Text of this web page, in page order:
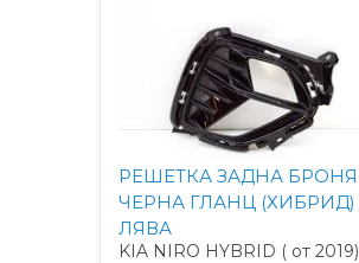
РЕШЕТКА ЗАДНА БРОНЯ
ЧЕРНА ГЛАНЦ (ХИБРИД)
ЛЯВА
KIA NIRO HYBRID ( от 2019)